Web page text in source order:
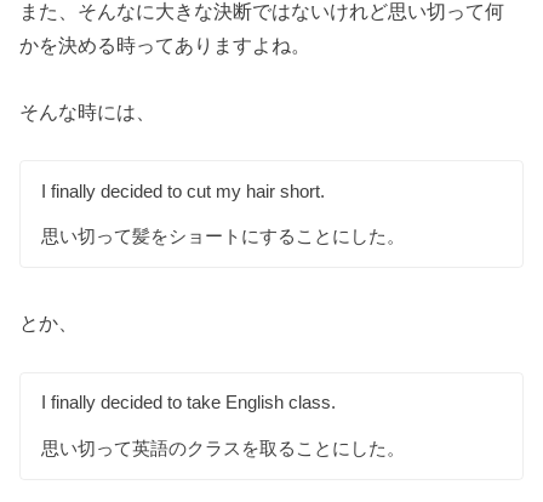
また、そんなに大きな決断ではないけれど思い切って何
かを決める時ってありますよね。
そんな時には、
I finally decided to cut my hair short.
思い切って髪をショートにすることにした。
とか、
I finally decided to take English class.
思い切って英語のクラスを取ることにした。